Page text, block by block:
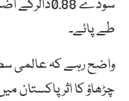
طے پائے۔
واضح رہے کہ عالمی
چڑھاؤ کا اثر پاکستان